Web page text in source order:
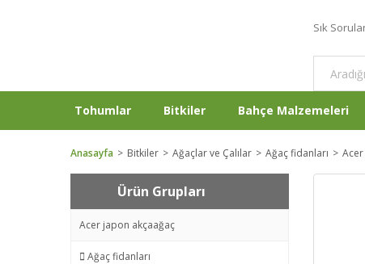
Sık
Tohumlar Bitkiler Bahçe Malzemeleri
Anasayfa Bitkiler Ağaçlar ve Çalılar Ağaç fidanları
Ürün Grupları
Acer japon akçaağaç
Ağaç fidanları